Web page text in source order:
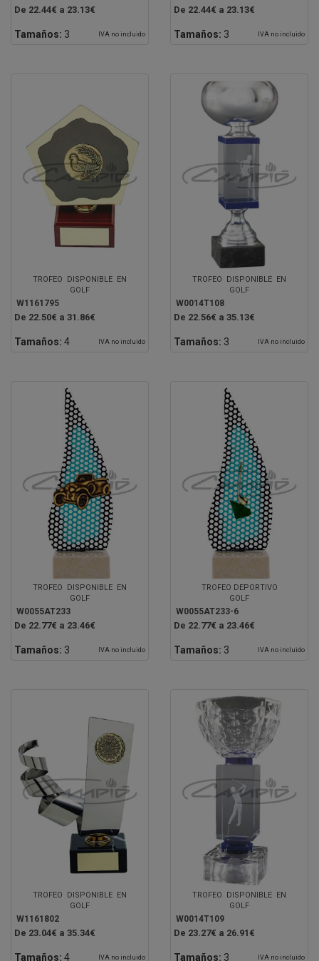
De 22.44€ a 23.13€
Tamaños: 3 IVA no incluido
De 22.44€ a 23.13€
Tamaños: 3 IVA no incluido
TROFEO DISPONIBLE EN
GOLF
W1161795
De 22.50€ a 31.86€
Tamaños: 4 IVA no incluido
TROFEO DISPONIBLE EN
GOLF
W0014T108
De 22.56€ a 35.13€
Tamaños: 3 IVA no incluido
TROFEO DISPONIBLE EN
GOLF
W0055AT233
De 22.77€ a 23.46€
Tamaños: 3 IVA no incluido
TROFEO DEPORTIVO
GOLF
W0055AT233-6
De 22.77€ a 23.46€
Tamaños: 3 IVA no incluido
TROFEO DISPONIBLE EN
GOLF
W1161802
De 23.04€ a 35.34€
Tamaños: 4 IVA no incluido
TROFEO DISPONIBLE EN
GOLF
W0014T109
De 23.27€ a 26.91€
Tamaños: 3 IVA no incluido